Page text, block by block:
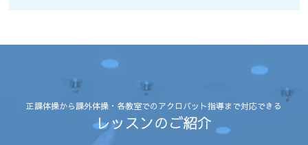
正課体操から課外体操・各教室でのアクロバット指導まで対応できる
レッスンのご紹介